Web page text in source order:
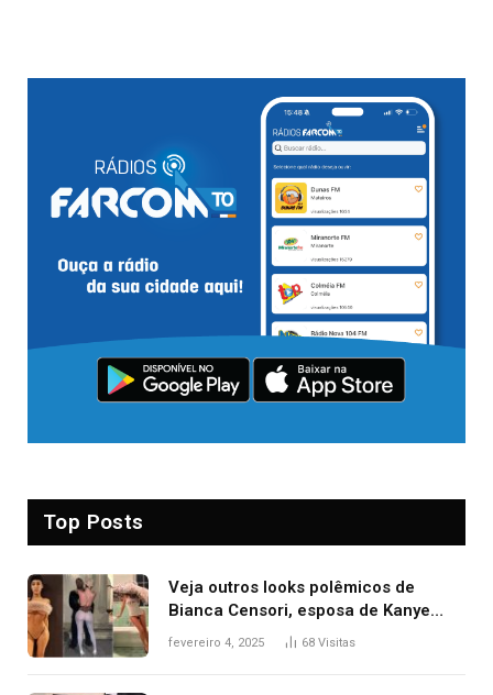
Top Posts
Veja outros looks polêmicos de
Bianca Censori, esposa de Kanye
West que apareceu nua no Grammy
fevereiro 4, 2025 68 Visitas